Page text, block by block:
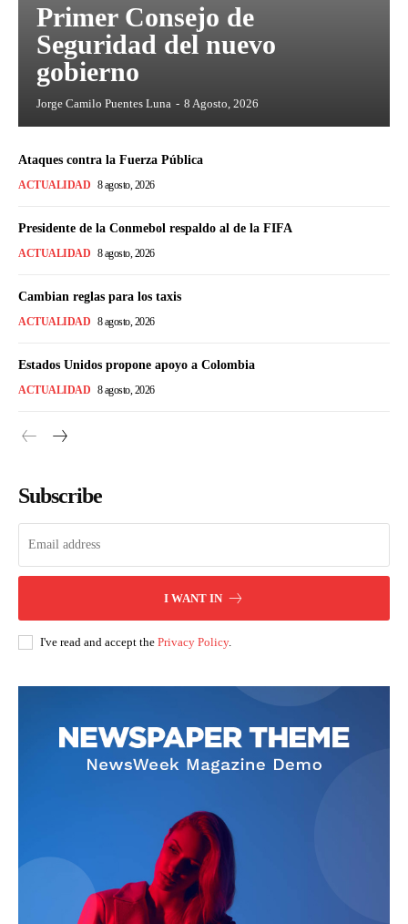
Primer Consejo de
Seguridad del nuevo
gobierno
Jorge Camilo Puentes Luna - 8 Agosto, 2026
Ataques contra la Fuerza Pública
ACTUALIDAD 8 agosto, 2026
Presidente de la Conmebol respaldo al de la FIFA
ACTUALIDAD 8 agosto, 2026
Cambian reglas para los taxis
ACTUALIDAD 8 agosto, 2026
Estados Unidos propone apoyo a Colombia
ACTUALIDAD 8 agosto, 2026
Subscribe
I WANT IN
I've read and accept the Privacy Policy.